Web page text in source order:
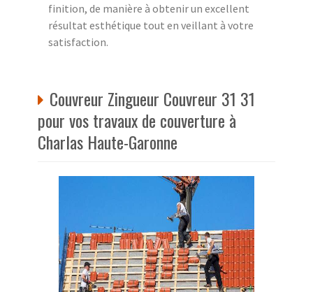
finition, de manière à obtenir un excellent
résultat esthétique tout en veillant à votre
satisfaction.
Couvreur Zingueur Couvreur 31 31
pour vos travaux de couverture à
Charlas Haute-Garonne